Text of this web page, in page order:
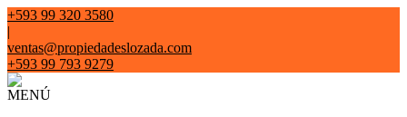
+593 99 320 3580
|
ventas@propiedadeslozada.com
+593 99 793 9279
MENÚ